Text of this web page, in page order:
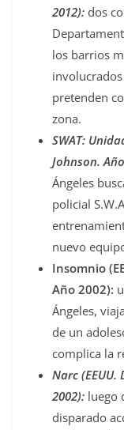
2012): dos
los barrios
pretenden
zona.
SWAT:
Johnson.
Ángeles
policial
nuevo
Insomnio
Año 2002):
Ángeles,
de un
complica la
Narc
2002): luego
disparado